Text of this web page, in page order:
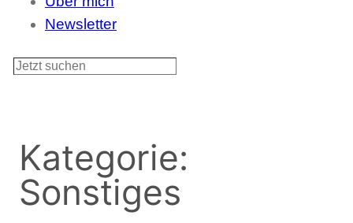
Newsletter
S
Kategorie:
Sonstiges